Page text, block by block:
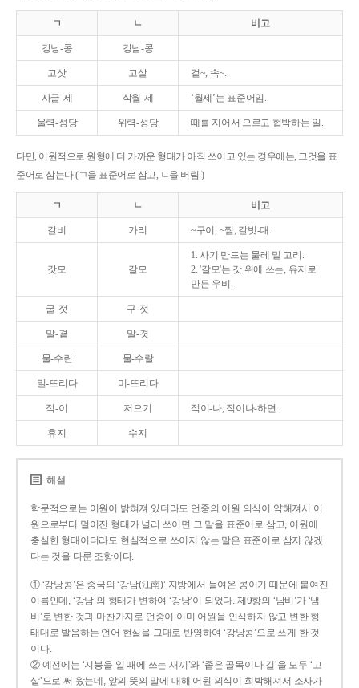
ㄱ ㄴ 비고
강낭-콩 강남-콩
고삿 고샅 겉~, 속~.
사글-세 삭월-세 ‘월세’는 표준어임.
울력-성당 위력-성당 떼를 지어서 으르고 협박하는 일.
다만, 어원적으로 원형에 더 가까운 형태가 아직 쓰이고 있는 경우에는, 그것을 표
준어로 삼는다.(ㄱ을 표준어로 삼고, ㄴ을 버림.)
ㄱ ㄴ 비고
갈비 가리 ~구이, ~찜, 갈빗-대.
갓모 갈모
1. 사기 만드는 물레 밑 고리.
2. '갈모'는 갓 위에 쓰는, 유지로
만든 우비.
굴-젓 구-젓
말-곁 말-겻
물-수란 물-수랄
밀-뜨리다 미-뜨리다
적-이 저으기 적이-나, 적이나-하면.
휴지 수지
해설
학문적으로는 어원이 밝혀져 있더라도 언중의 어원 의식이 약해져서 어
원으로부터 멀어진 형태가 널리 쓰이면 그 말을 표준어로 삼고, 어원에
충실한 형태이더라도 현실적으로 쓰이지 않는 말은 표준어로 삼지 않겠
다는 것을 다룬 조항이다.
① ‘강낭콩’은 중국의 ‘강남(江南)’ 지방에서 들여온 콩이기 때문에 붙여진
이름인데, ‘강남’의 형태가 변하여 ‘강낭’이 되었다. 제9항의 ‘남비’가 ‘냄
비’로 변한 것과 마찬가지로 언중이 이미 어원을 인식하지 않고 변한 형
태대로 발음하는 언어 현실을 그대로 반영하여 ‘강낭콩’으로 쓰게 한 것
이다.
② 예전에는 ‘지붕을 일 때에 쓰는 새끼’와 ‘좁은 골목이나 길’을 모두 ‘고
샅’으로 써 왔는데, 앞의 뜻의 말에 대해 어원 의식이 희박해져서 조사가